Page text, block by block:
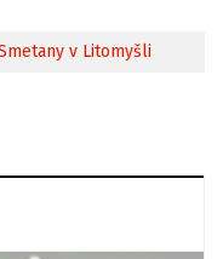
v Litomyšli